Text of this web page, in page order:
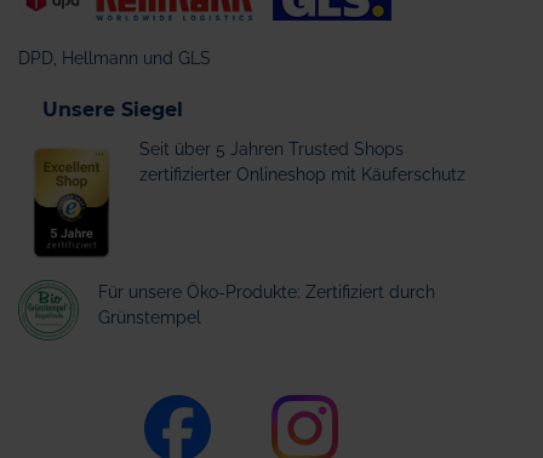
DPD, Hellmann und GLS
Unsere Siegel
Seit über 5 Jahren Trusted Shops
zertifizierter Onlineshop mit Käuferschutz
Für unsere Öko-Produkte: Zertifiziert durch
Grünstempel